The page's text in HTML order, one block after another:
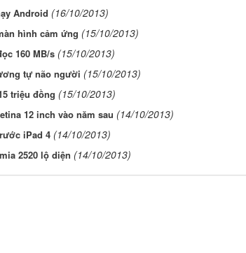
Android (16/10/2013)
hình cảm ứng (15/10/2013)
160 MB/s (15/10/2013)
tự não người (15/10/2013)
triệu đồng (15/10/2013)
12 inch vào năm sau (14/10/2013)
iPad 4 (14/10/2013)
2520 lộ diện (14/10/2013)